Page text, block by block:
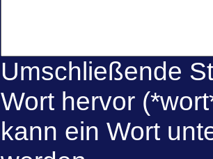
Umschließende
Wort hervor
kann ein Wort